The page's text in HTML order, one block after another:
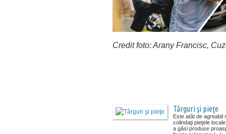
Credit foto: Arany Francisc,
Târguri şi pieţe
Este atât de agreabil
colindaţi pieţele
a găsi produse